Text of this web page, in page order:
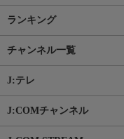
ランキング
チャンネル一覧
J:テレ
J:COMチャンネル